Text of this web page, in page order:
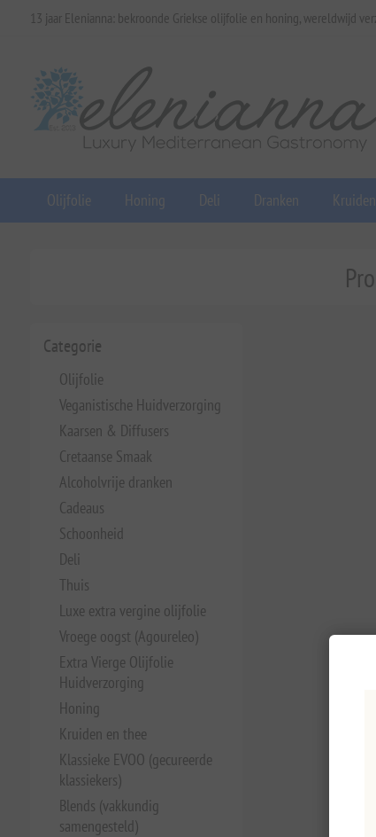
13 jaar Elenianna: bekroonde Griekse olijfolie en honing, wereldwijd
Olijfolie Honing Deli Dranken
Categorie
Olijfolie
Veganistische Huidverzorging
Kaarsen & Diffusers
Cretaanse Smaak
Alcoholvrije dranken
Cadeaus
Schoonheid
Deli
Thuis
Luxe extra vergine olijfolie
Vroege oogst (Agoureleo)
Extra Vierge Olijfolie
Huidverzorging
Honing
Kruiden en thee
Klassieke EVOO (gecureerde
klassiekers)
Blends (vakkundig
samengesteld)